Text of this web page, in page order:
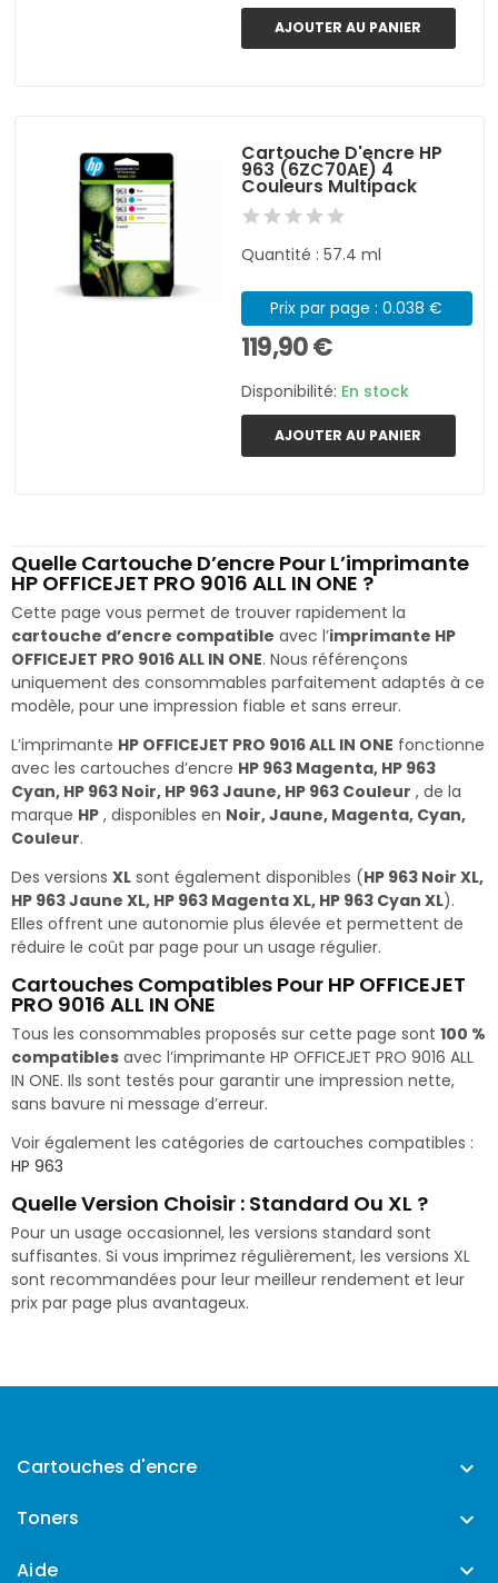
AJOUTER AU PANIER
Cartouche D'encre HP
963 (6ZC70AE) 4
Couleurs Multipack
Quantité : 57.4 ml
Prix par page : 0.038 €
119,90 €
Disponibilité: En stock
AJOUTER AU PANIER
Quelle Cartouche D’encre Pour L’imprimante
HP OFFICEJET PRO 9016 ALL IN ONE ?
Cette page vous permet de trouver rapidement la
cartouche d’encre compatible avec l’imprimante HP
OFFICEJET PRO 9016 ALL IN ONE. Nous référençons
uniquement des consommables parfaitement adaptés à ce
modèle, pour une impression fiable et sans erreur.
L’imprimante HP OFFICEJET PRO 9016 ALL IN ONE fonctionne
avec les cartouches d’encre HP 963 Magenta, HP 963
Cyan, HP 963 Noir, HP 963 Jaune, HP 963 Couleur , de la
marque HP , disponibles en Noir, Jaune, Magenta, Cyan,
Couleur.
Des versions XL sont également disponibles (HP 963 Noir XL,
HP 963 Jaune XL, HP 963 Magenta XL, HP 963 Cyan XL).
Elles offrent une autonomie plus élevée et permettent de
réduire le coût par page pour un usage régulier.
Cartouches Compatibles Pour HP OFFICEJET
PRO 9016 ALL IN ONE
Tous les consommables proposés sur cette page sont 100 %
compatibles avec l’imprimante HP OFFICEJET PRO 9016 ALL
IN ONE. Ils sont testés pour garantir une impression nette,
sans bavure ni message d’erreur.
Voir également les catégories de cartouches compatibles :
HP 963
Quelle Version Choisir : Standard Ou XL ?
Pour un usage occasionnel, les versions standard sont
suffisantes. Si vous imprimez régulièrement, les versions XL
sont recommandées pour leur meilleur rendement et leur
prix par page plus avantageux.
Cartouches d'encre 
Toners 
Aide 